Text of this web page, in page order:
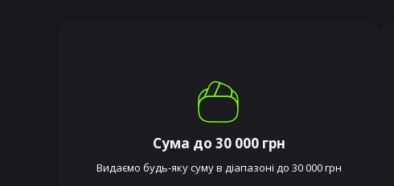
Сума до 30 000 грн
Видаємо будь-яку суму в діапазоні до 30 000 грн